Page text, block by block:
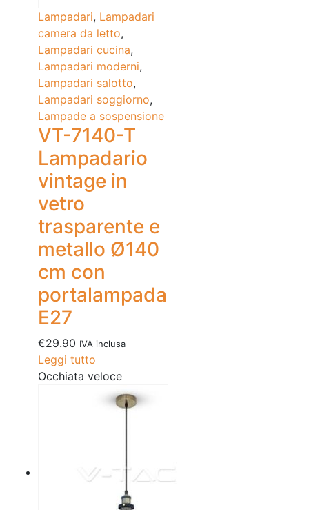
Lampadari, Lampadari
camera da letto,
Lampadari cucina,
Lampadari moderni,
Lampadari salotto,
Lampadari soggiorno,
Lampade a sospensione
VT-7140-T
Lampadario
vintage in
vetro
trasparente e
metallo Ø140
cm con
portalampada
E27
€29.90 IVA inclusa
Leggi tutto
Occhiata veloce